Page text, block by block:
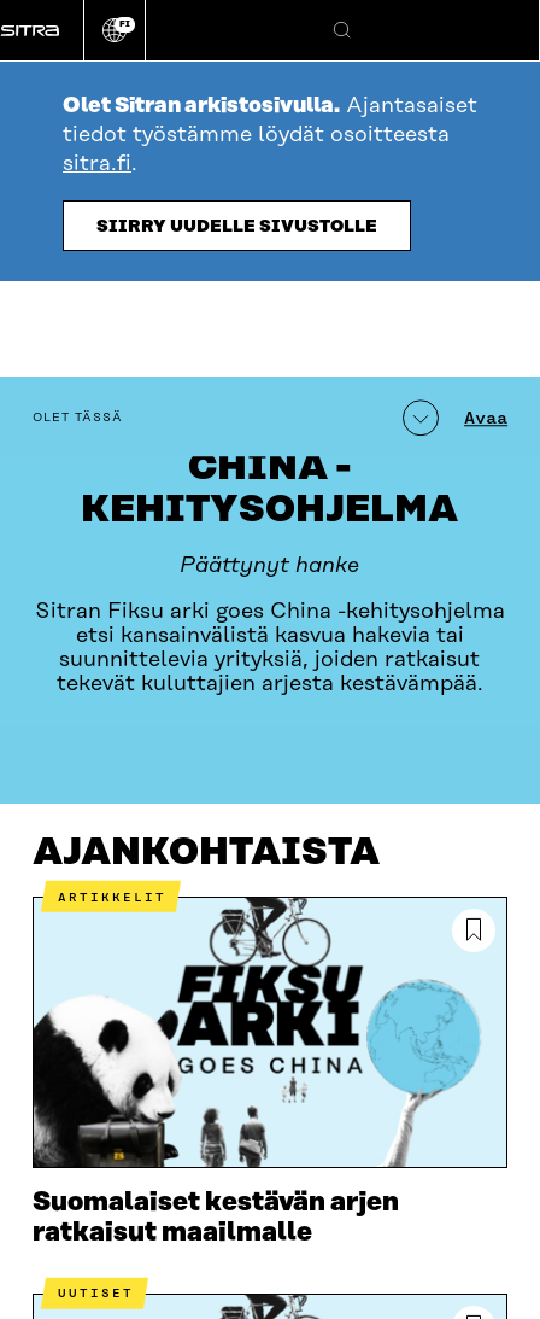
suoraan
sisältöön
Vaihda
kieli
FI
Hae
Olet Sitran arkistosivulla. Ajantasaiset
tiedot työstämme löydät osoitteesta
sitra.fi.
SIIRRY UUDELLE SIVUSTOLLE
FIKSU ARKI GOES
CHINA -
KEHITYSOHJELMA
Päättynyt hanke
Sitran Fiksu arki goes China -kehitysohjelma
etsi kansainvälistä kasvua hakevia tai
suunnittelevia yrityksiä, joiden ratkaisut
tekevät kuluttajien arjesta kestävämpää.
table_of_contents
OLET TÄSSÄ Avaa
AJANKOHTAISTA
ARTIKKELIT
Suomalaiset kestävän arjen
ratkaisut maailmalle
UUTISET